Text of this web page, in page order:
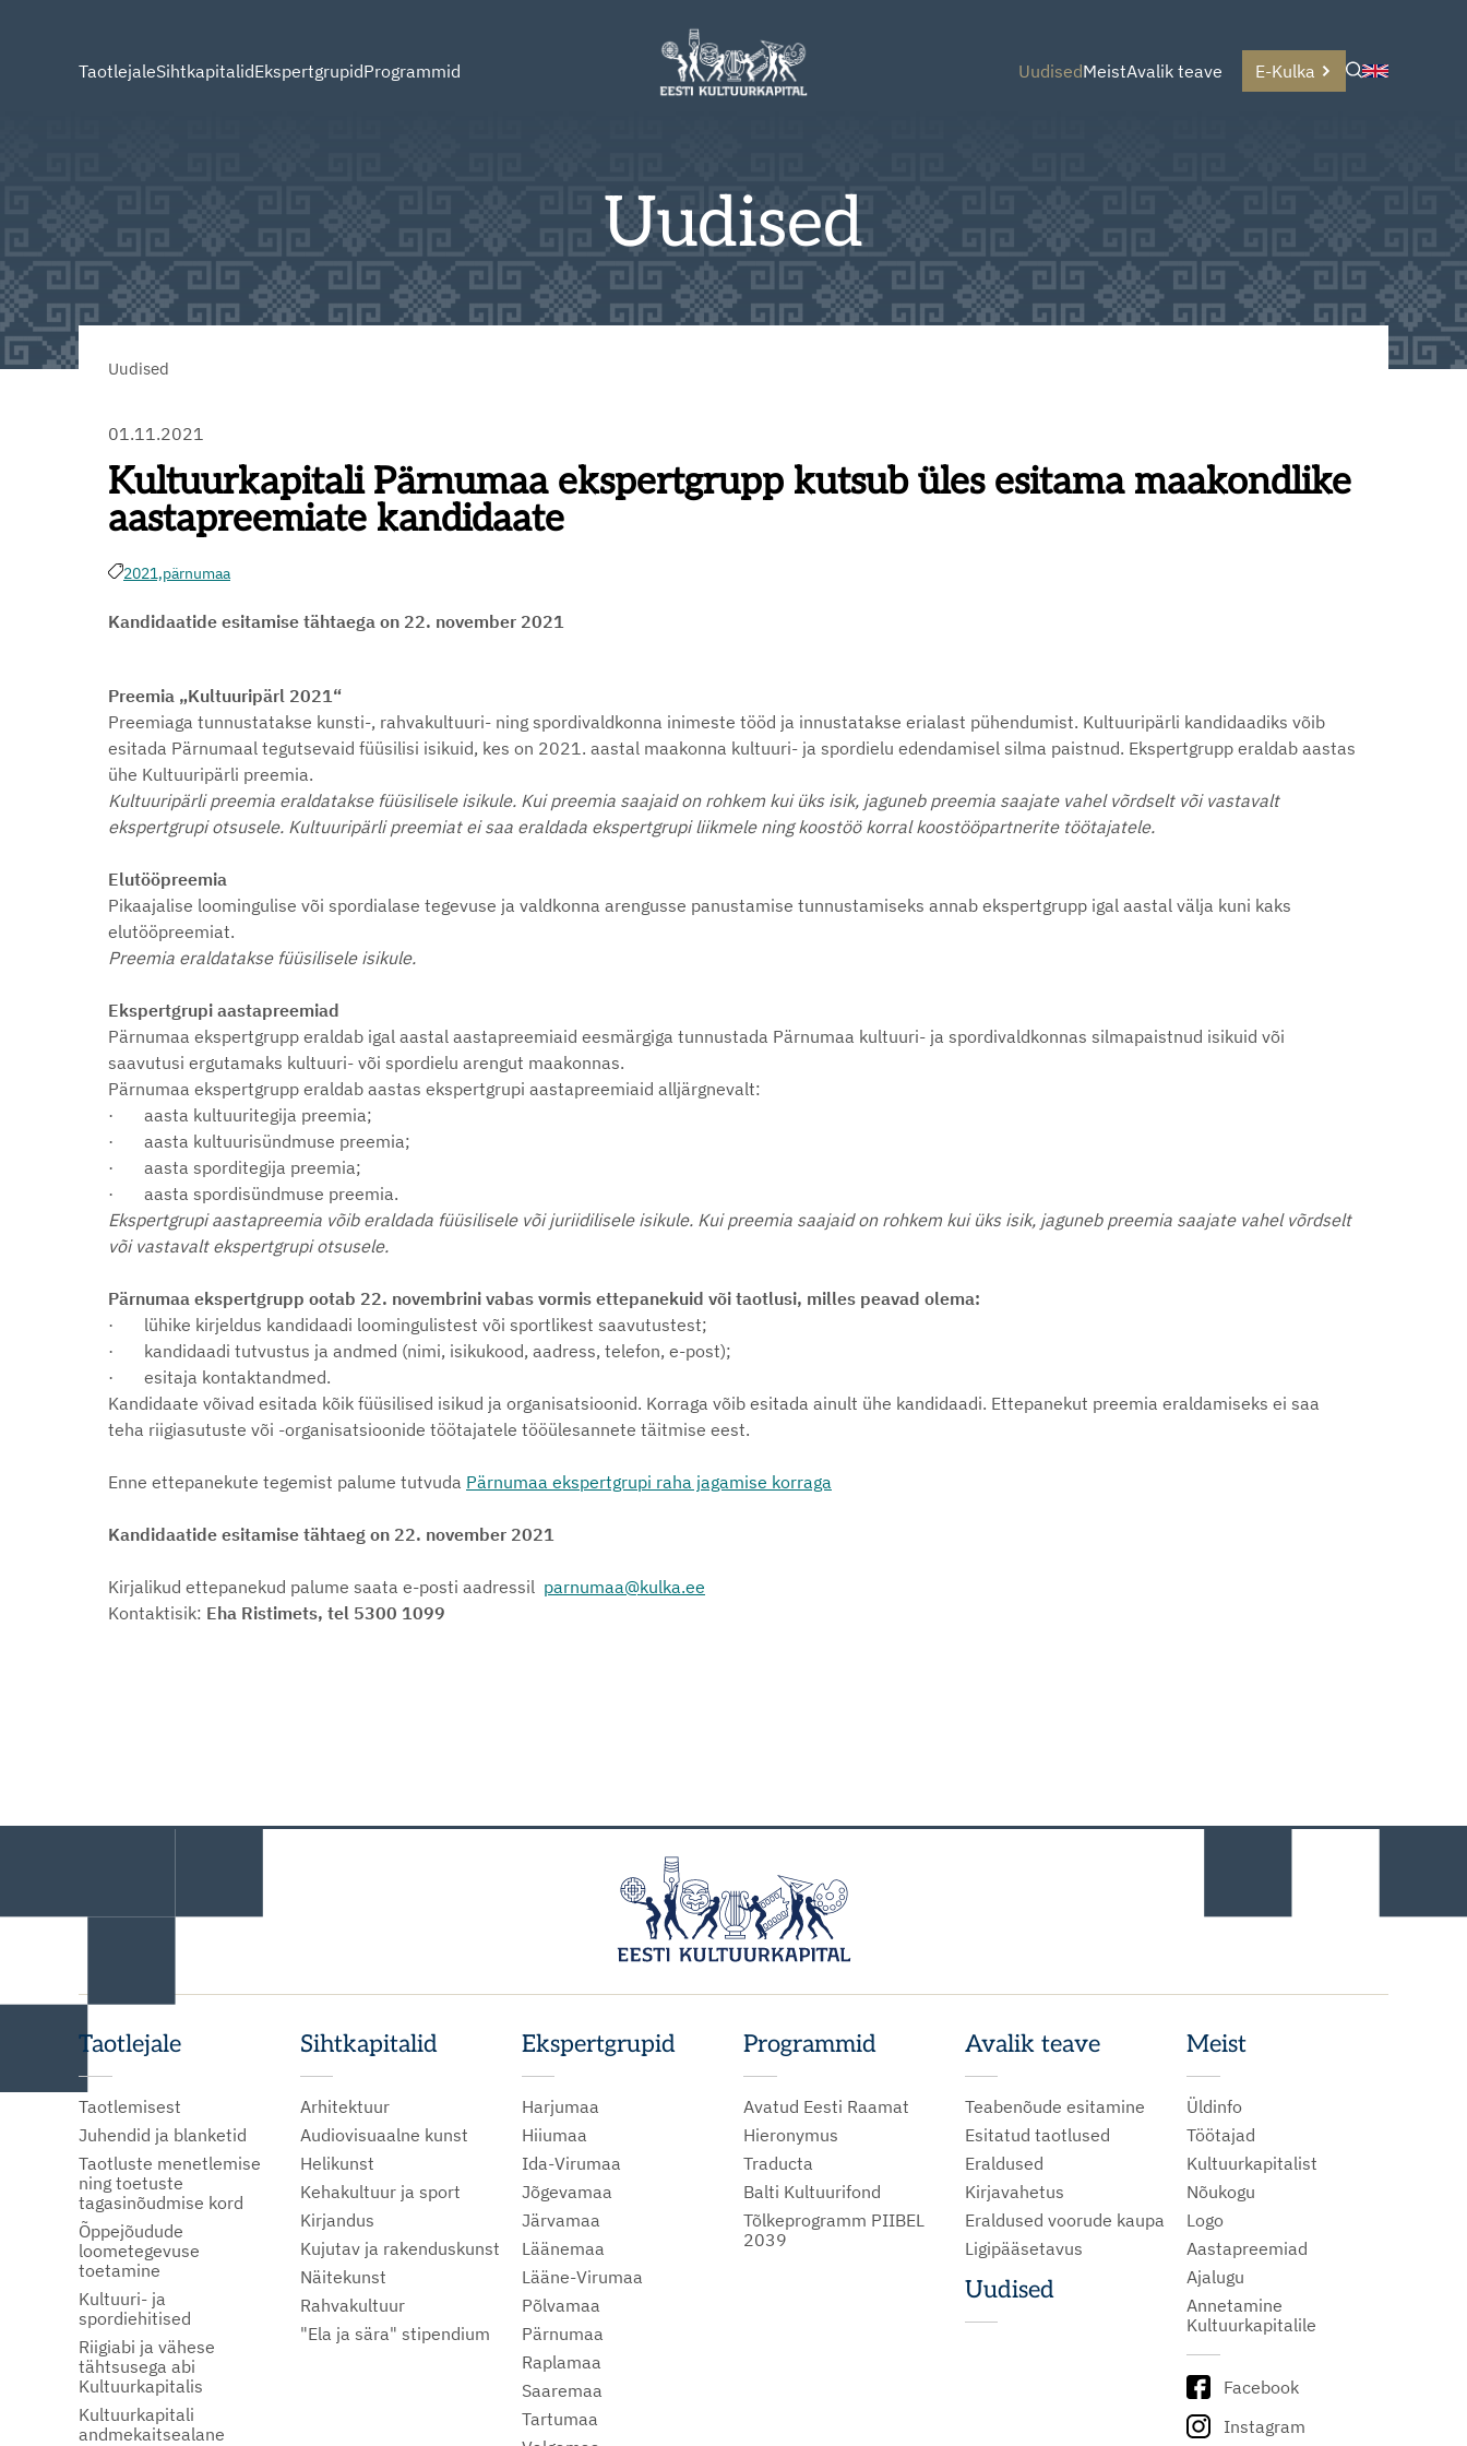
TaotlejaleSihtkapitalidEkspertgrupidProgrammid UudisedMeistAvalik teave E-Kulka
Uudised
Uudised
01.11.2021
Kultuurkapitali Pärnumaa ekspertgrupp kutsub üles esitama maakondlike
aastapreemiate kandidaate
2021,pärnumaa
Kandidaatide esitamise tähtaega on 22. november 2021
Preemia „Kultuuripärl 2021“
Preemiaga tunnustatakse kunsti-, rahvakultuuri- ning spordivaldkonna inimeste tööd ja innustatakse erialast pühendumist. Kultuuripärli kandidaadiks võib
esitada Pärnumaal tegutsevaid füüsilisi isikuid, kes on 2021. aastal maakonna kultuuri- ja spordielu edendamisel silma paistnud. Ekspertgrupp eraldab aastas
ühe Kultuuripärli preemia.
Kultuuripärli preemia eraldatakse füüsilisele isikule. Kui preemia saajaid on rohkem kui üks isik, jaguneb preemia saajate vahel võrdselt või vastavalt
ekspertgrupi otsusele. Kultuuripärli preemiat ei saa eraldada ekspertgrupi liikmele ning koostöö korral koostööpartnerite töötajatele.
Elutööpreemia
Pikaajalise loomingulise või spordialase tegevuse ja valdkonna arengusse panustamise tunnustamiseks annab ekspertgrupp igal aastal välja kuni kaks
elutööpreemiat.
Preemia eraldatakse füüsilisele isikule.
Ekspertgrupi aastapreemiad
Pärnumaa ekspertgrupp eraldab igal aastal aastapreemiaid eesmärgiga tunnustada Pärnumaa kultuuri- ja spordivaldkonnas silmapaistnud isikuid või
saavutusi ergutamaks kultuuri- või spordielu arengut maakonnas.
Pärnumaa ekspertgrupp eraldab aastas ekspertgrupi aastapreemiaid alljärgnevalt:
· aasta kultuuritegija preemia;
· aasta kultuurisündmuse preemia;
· aasta sporditegija preemia;
· aasta spordisündmuse preemia.
Ekspertgrupi aastapreemia võib eraldada füüsilisele või juriidilisele isikule. Kui preemia saajaid on rohkem kui üks isik, jaguneb preemia saajate vahel võrdselt
või vastavalt ekspertgrupi otsusele.
Pärnumaa ekspertgrupp ootab 22. novembrini vabas vormis ettepanekuid või taotlusi, milles peavad olema:
· lühike kirjeldus kandidaadi loomingulistest või sportlikest saavutustest;
· kandidaadi tutvustus ja andmed (nimi, isikukood, aadress, telefon, e-post);
· esitaja kontaktandmed.
Kandidaate võivad esitada kõik füüsilised isikud ja organisatsioonid. Korraga võib esitada ainult ühe kandidaadi. Ettepanekut preemia eraldamiseks ei saa
teha riigiasutuste või -organisatsioonide töötajatele tööülesannete täitmise eest.
Enne ettepanekute tegemist palume tutvuda Pärnumaa ekspertgrupi raha jagamise korraga
Kandidaatide esitamise tähtaeg on 22. november 2021
Kirjalikud ettepanekud palume saata e-posti aadressil parnumaa@kulka.ee
Kontaktisik: Eha Ristimets, tel 5300 1099
Taotlejale
Taotlemisest
Juhendid ja blanketid
Taotluste menetlemise
ning toetuste
tagasinõudmise kord
Õppejõudude
loometegevuse
toetamine
Kultuuri- ja
spordiehitised
Riigiabi ja vähese
tähtsusega abi
Kultuurkapitalis
Kultuurkapitali
andmekaitsealane
Sihtkapitalid
Arhitektuur
Audiovisuaalne kunst
Helikunst
Kehakultuur ja sport
Kirjandus
Kujutav ja rakenduskunst
Näitekunst
Rahvakultuur
"Ela ja sära" stipendium
Ekspertgrupid
Harjumaa
Hiiumaa
Ida-Virumaa
Jõgevamaa
Järvamaa
Läänemaa
Lääne-Virumaa
Põlvamaa
Pärnumaa
Raplamaa
Saaremaa
Tartumaa
Programmid
Avatud Eesti Raamat
Hieronymus
Traducta
Balti Kultuurifond
Tõlkeprogramm PIIBEL
2039
Avalik teave
Teabenõude esitamine
Esitatud taotlused
Eraldused
Kirjavahetus
Eraldused voorude kaupa
Ligipääsetavus
Uudised
Meist
Üldinfo
Töötajad
Kultuurkapitalist
Nõukogu
Logo
Aastapreemiad
Ajalugu
Annetamine
Kultuurkapitalile
Facebook
Instagram